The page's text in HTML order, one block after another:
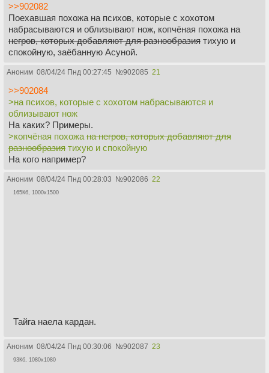
>>902082
Поехавшая похожа на психов, которые с хохотом
набрасываются и облизывают нож, копчёная похожа на
негров, которых добавляют для разнообразия тихую и
спокойную, заёбанную Асуной.
Аноним 08/04/24 Пнд 00:27:45 №902085 21
>>902084
>на психов, которые с хохотом набрасываются и
облизывают нож
На каких? Примеры.
>копчёная похожа на негров, которых добавляют для
разнообразия тихую и спокойную
На кого например?
Аноним 08/04/24 Пнд 00:28:03 №902086 22
165Кб, 1000x1500
Тайга наела кардан.
Аноним 08/04/24 Пнд 00:30:06 №902087 23
93Кб, 1080x1080